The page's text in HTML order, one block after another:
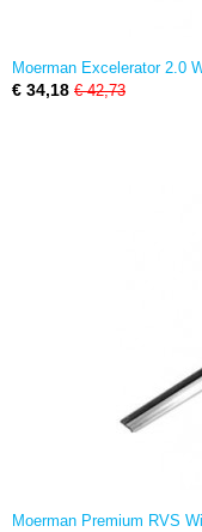
Moerman Excelerator 2.0
€ 34,18 € 42,73
Moerman Premium RVS